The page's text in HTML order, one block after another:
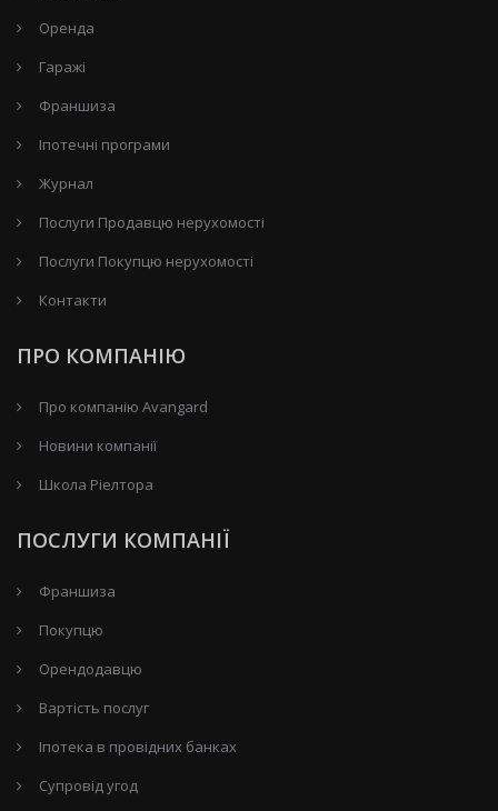
Оренда
Гаражі
Франшиза
Іпотечні програми
Журнал
Послуги Продавцю нерухомості
Послуги Покупцю нерухомості
Контакти
ПРО КОМПАНІЮ
Про компанію Avangard
Новини компанії
Школа Ріелтора
ПОСЛУГИ КОМПАНІЇ
Франшиза
Покупцю
Орендодавцю
Вартість послуг
Іпотека в провідних банках
Супровід угод